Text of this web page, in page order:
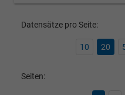
Datensätze pro Seite:
10 20
Seiten: